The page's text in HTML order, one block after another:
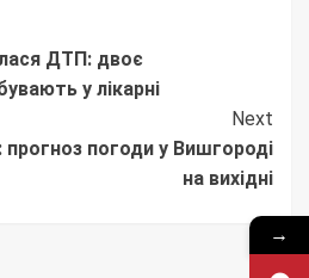
ДТП: двоє
у лікарні
Next
прогноз погоди у Вишгороді
на вихідні
→